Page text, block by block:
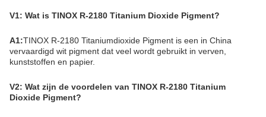
V1: Wat is TINOX R-2180 Titanium Dioxide Pigment?
A1:TINOX R-2180 Titaniumdioxide Pigment is een in China
vervaardigd wit pigment dat veel wordt gebruikt in verven,
kunststoffen en papier.
V2: Wat zijn de voordelen van TINOX R-2180 Titanium
Dioxide Pigment?